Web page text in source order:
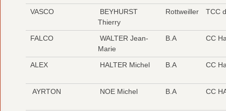
VASCO
BEYHURST
Thierry
Rottweiller TCC
FALCO
WALTER Jean-
Marie
B.A CC
ALEX HALTER Michel B.A CC
AYRTON NOE Michel B.A CC